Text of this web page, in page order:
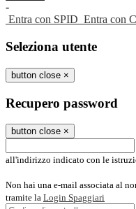
-
Entra con SPID Entra con
Seleziona utente
button close ×
Recupero password
button close ×
all'indirizzo indicato con le
Non hai una e-mail associata al
tramite la Login Spaggiari